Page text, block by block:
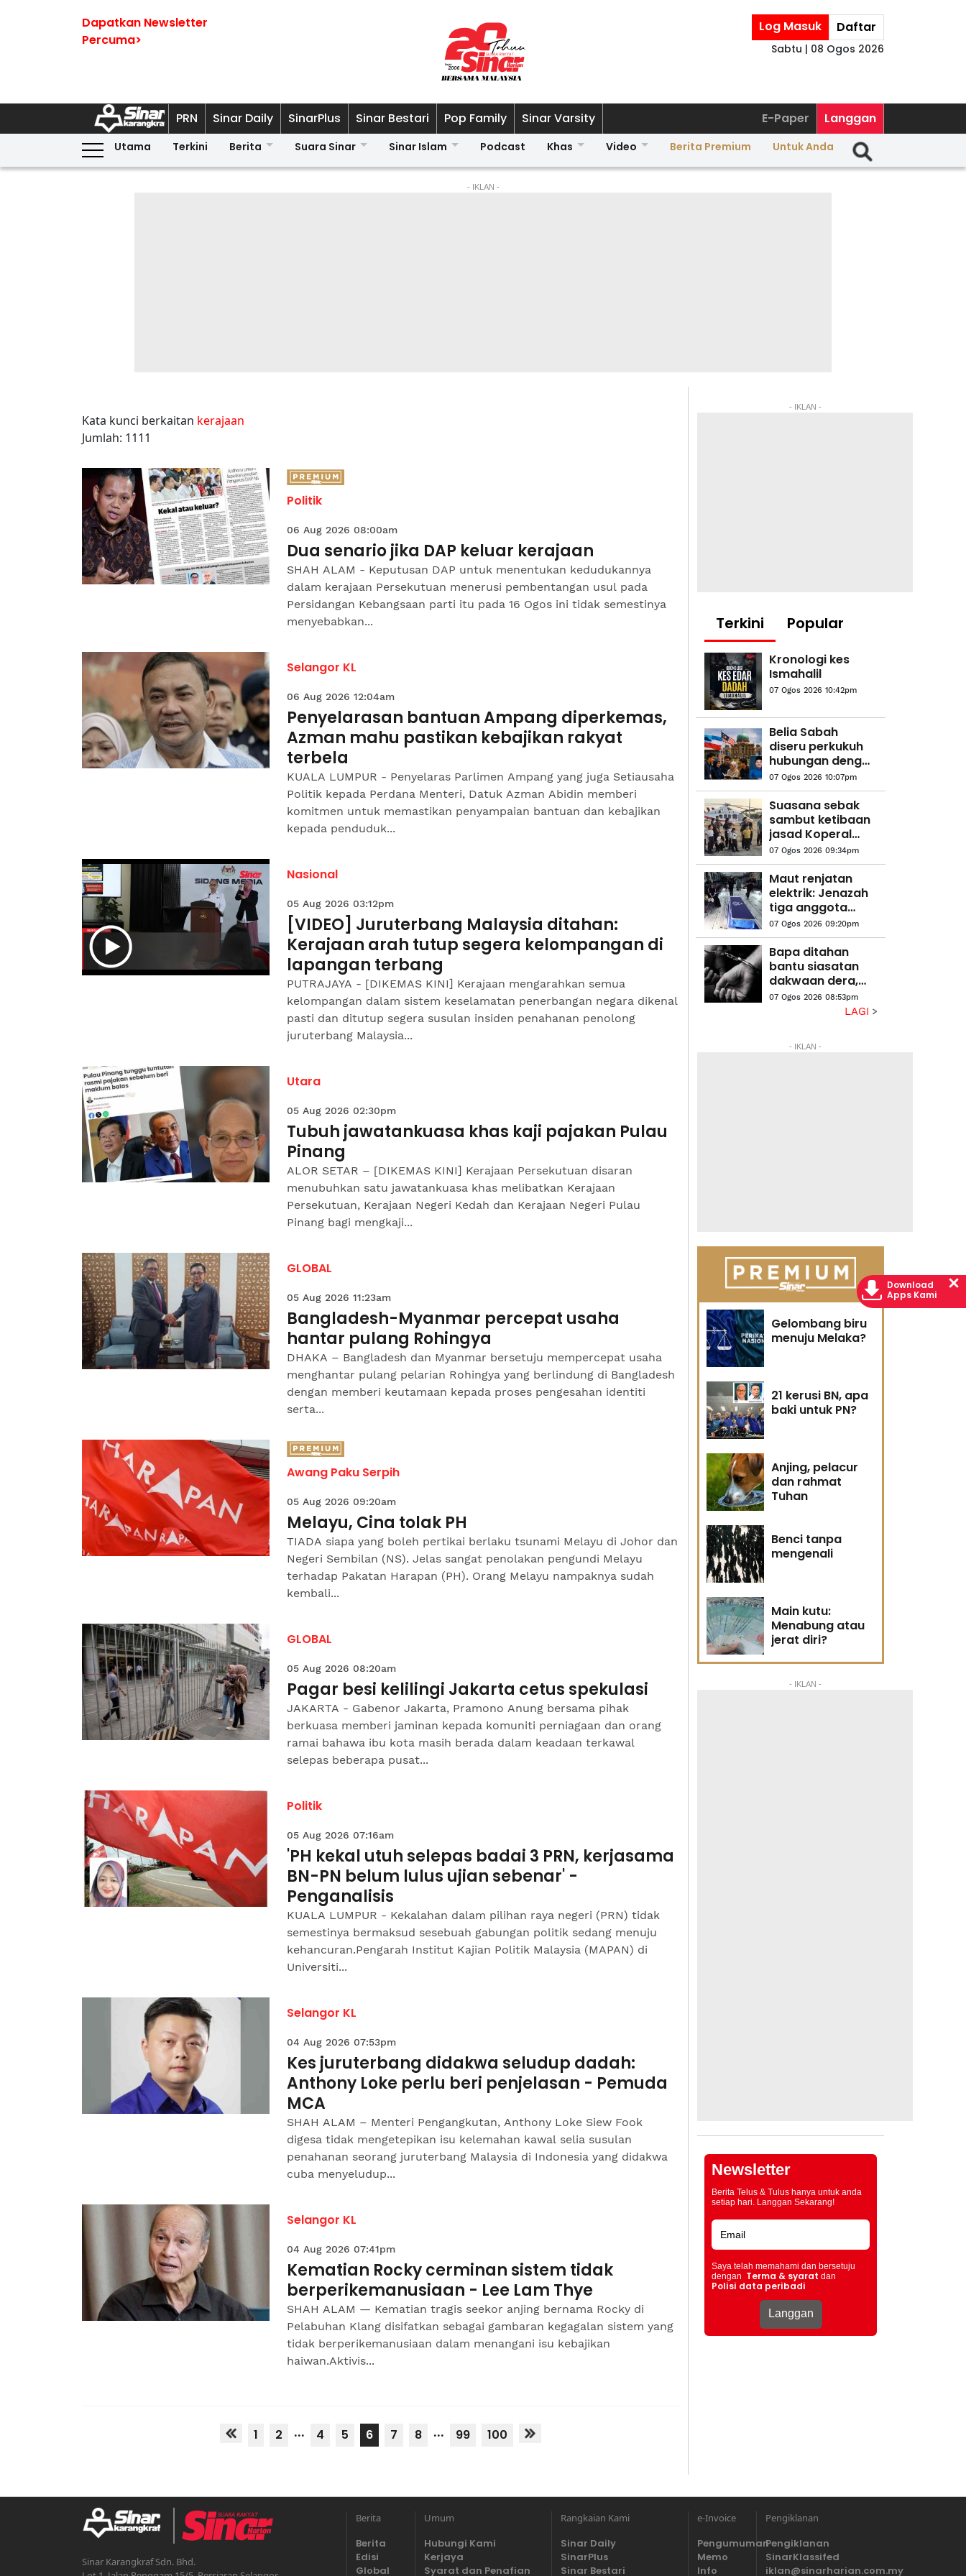
Dapatkan Newsletter
Percuma>
Log Masuk Daftar
Sabtu | 08 Ogos 2026
PRN Sinar Daily SinarPlus Sinar Bestari Pop Family Sinar Varsity E-Paper Langgan
Utama Terkini Berita Suara Sinar Sinar Islam Podcast Khas Video Berita Premium Untuk Anda
- IKLAN -
Kata kunci berkaitan kerajaan
Jumlah: 1111
Politik
06 Aug 2026 08:00am
Dua senario jika DAP keluar kerajaan
SHAH ALAM - Keputusan DAP untuk menentukan kedudukannya
dalam kerajaan Persekutuan menerusi pembentangan usul pada
Persidangan Kebangsaan parti itu pada 16 Ogos ini tidak semestinya
menyebabkan...
Selangor KL
06 Aug 2026 12:04am
Penyelarasan bantuan Ampang diperkemas,
Azman mahu pastikan kebajikan rakyat
terbela
KUALA LUMPUR - Penyelaras Parlimen Ampang yang juga Setiausaha
Politik kepada Perdana Menteri, Datuk Azman Abidin memberi
komitmen untuk memastikan penyampaian bantuan dan kebajikan
kepada penduduk...
Nasional
05 Aug 2026 03:12pm
[VIDEO] Juruterbang Malaysia ditahan:
Kerajaan arah tutup segera kelompangan di
lapangan terbang
PUTRAJAYA - [DIKEMAS KINI] Kerajaan mengarahkan semua
kelompangan dalam sistem keselamatan penerbangan negara dikenal
pasti dan ditutup segera susulan insiden penahanan penolong
juruterbang Malaysia...
Utara
05 Aug 2026 02:30pm
Tubuh jawatankuasa khas kaji pajakan Pulau
Pinang
ALOR SETAR – [DIKEMAS KINI] Kerajaan Persekutuan disaran
menubuhkan satu jawatankuasa khas melibatkan Kerajaan
Persekutuan, Kerajaan Negeri Kedah dan Kerajaan Negeri Pulau
Pinang bagi mengkaji...
GLOBAL
05 Aug 2026 11:23am
Bangladesh-Myanmar percepat usaha
hantar pulang Rohingya
DHAKA – Bangladesh dan Myanmar bersetuju mempercepat usaha
menghantar pulang pelarian Rohingya yang berlindung di Bangladesh
dengan memberi keutamaan kepada proses pengesahan identiti
serta...
Awang Paku Serpih
05 Aug 2026 09:20am
Melayu, Cina tolak PH
TIADA siapa yang boleh pertikai berlaku tsunami Melayu di Johor dan
Negeri Sembilan (NS). Jelas sangat penolakan pengundi Melayu
terhadap Pakatan Harapan (PH). Orang Melayu nampaknya sudah
kembali...
GLOBAL
05 Aug 2026 08:20am
Pagar besi kelilingi Jakarta cetus spekulasi
JAKARTA - Gabenor Jakarta, Pramono Anung bersama pihak
berkuasa memberi jaminan kepada komuniti perniagaan dan orang
ramai bahawa ibu kota masih berada dalam keadaan terkawal
selepas beberapa pusat...
Politik
05 Aug 2026 07:16am
'PH kekal utuh selepas badai 3 PRN, kerjasama
BN-PN belum lulus ujian sebenar' -
Penganalisis
KUALA LUMPUR - Kekalahan dalam pilihan raya negeri (PRN) tidak
semestinya bermaksud sesebuah gabungan politik sedang menuju
kehancuran.Pengarah Institut Kajian Politik Malaysia (MAPAN) di
Universiti...
Selangor KL
04 Aug 2026 07:53pm
Kes juruterbang didakwa seludup dadah:
Anthony Loke perlu beri penjelasan - Pemuda
MCA
SHAH ALAM – Menteri Pengangkutan, Anthony Loke Siew Fook
digesa tidak mengetepikan isu kelemahan kawal selia susulan
penahanan seorang juruterbang Malaysia di Indonesia yang didakwa
cuba menyeludup...
Selangor KL
04 Aug 2026 07:41pm
Kematian Rocky cerminan sistem tidak
berperikemanusiaan - Lee Lam Thye
SHAH ALAM — Kematian tragis seekor anjing bernama Rocky di
Pelabuhan Klang disifatkan sebagai gambaran kegagalan sistem yang
tidak berperikemanusiaan dalam menangani isu kebajikan
haiwan.Aktivis...
1 2 ... 4 5 6 7 8 ... 99 100
- IKLAN -
Terkini Popular
Kronologi kes
Ismahalil
07 Ogos 2026 10:42pm
Belia Sabah
diseru perkukuh
hubungan dengan
Putrajaya
07 Ogos 2026 10:07pm
Suasana sebak
sambut ketibaan
jasad Koperal
Teck Siong
07 Ogos 2026 09:34pm
Maut renjatan
elektrik: Jenazah
tiga anggota
polis
diterbangkan
pulang ke
kampung
halaman
07 Ogos 2026 09:20pm
Bapa ditahan
bantu siasatan
dakwaan dera,
gangguan
seksual dua anak
07 Ogos 2026 08:53pm
LAGI
- IKLAN -
Gelombang biru
menuju Melaka?
21 kerusi BN, apa
baki untuk PN?
Anjing, pelacur
dan rahmat
Tuhan
Benci tanpa
mengenali
Main kutu:
Menabung atau
jerat diri?
- IKLAN -
Newsletter
Berita Telus & Tulus hanya untuk anda
setiap hari. Langgan Sekarang!
Saya telah memahami dan bersetuju
dengan Terma & syarat dan
Polisi data peribadi
Sinar Karangkraf Sdn. Bhd.
Berita
Berita
Edisi
Global
Umum
Hubungi Kami
Kerjaya
Syarat dan Penafian
Rangkaian Kami
Sinar Daily
SinarPlus
Sinar Bestari
e-Invoice
Pengumuman
Memo
Info
Pengiklanan
Pengiklanan
SinarKlassifed
iklan@sinarharian.com.my
Download
Apps Kami